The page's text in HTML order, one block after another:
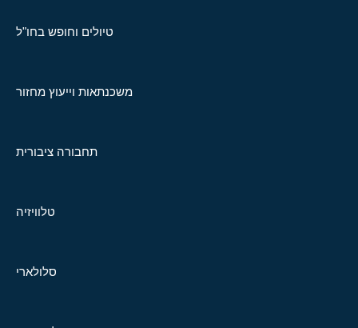
טיולים וחופש בחו"ל
משכנתאות וייעוץ מחזור
תחבורה ציבורית
טלוויזיה
סלולארי